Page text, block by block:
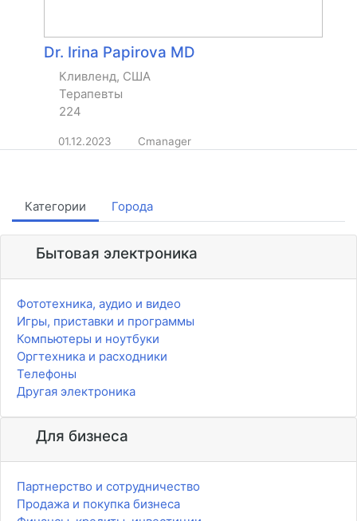
Dr. Irina Papirova MD
Кливленд, США
Терапевты
224
01.12.2023 Cmanager
Категории Города
Бытовая электроника
Фототехника, аудио и видео
Игры, приставки и программы
Компьютеры и ноутбуки
Оргтехника и расходники
Телефоны
Другая электроника
Для бизнеса
Партнерство и сотрудничество
Продажа и покупка бизнеса